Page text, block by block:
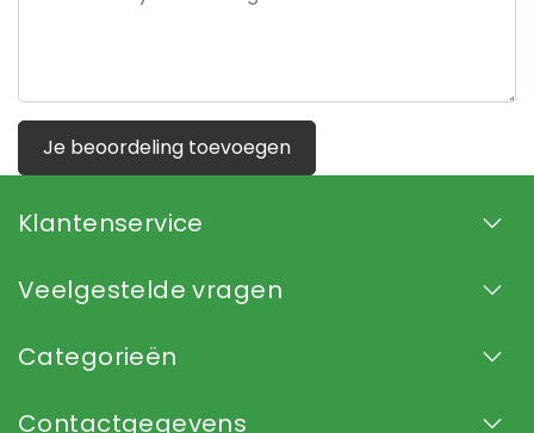
Je beoordeling toevoegen
Klantenservice
Veelgestelde vragen
Categorieën
Contactgegevens